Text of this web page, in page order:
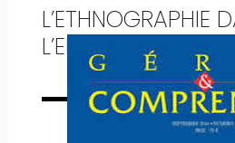
L’ETHNOGRAPHIE
L’ENTREPRISE
Numéro complet